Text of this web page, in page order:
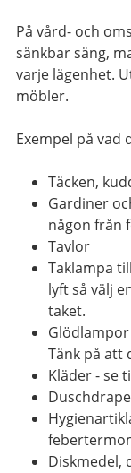
På vård- och
sänkbar säng,
varje lägenhet.
möbler.
Exempel på vad
Täcken,
Gardiner
någon från
Tavlor
Taklampa
lyft så välj
taket.
Tänk på att
Kläder - se
Diskmedel,